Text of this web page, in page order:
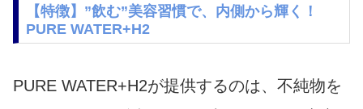
【特徴】”飲む”美容習慣で、内側から輝く！
PURE WATER+H2
PURE WATER+H2が提供するのは、不純物を